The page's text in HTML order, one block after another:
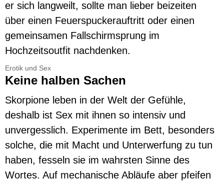
er sich langweilt, sollte man lieber beizeiten
über einen Feuerspuckerauftritt oder einen
gemeinsamen Fallschirmsprung im
Hochzeitsoutfit nachdenken.
Erotik und Sex
Keine halben Sachen
Skorpione leben in der Welt der Gefühle,
deshalb ist Sex mit ihnen so intensiv und
unvergesslich. Experimente im Bett, besonders
solche, die mit Macht und Unterwerfung zu tun
haben, fesseln sie im wahrsten Sinne des
Wortes. Auf mechanische Abläufe aber pfeifen